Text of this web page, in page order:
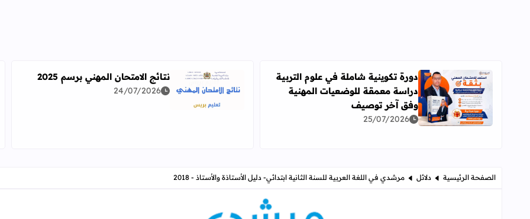
اقرأ المزيد عن دورة تكوينية شاملة في علوم التربية دراسة معمقة للوضعيات المهنية وفق آخر توصيف
دورة تكوينية شاملة في علوم التربية
دراسة معمقة للوضعيات المهنية
وفق آخر توصيف
25/07/2026
اقرأ المزيد عن نتائج الامتحان المهني برسم 2025
نتائج الامتحان المهني برسم 2025
24/07/2026
الصفحة الرئيسية دلائل مرشدي في اللغة العربية للسنة الثانية ابتدائي- دليل الأستاذة والأستاذ - 2018